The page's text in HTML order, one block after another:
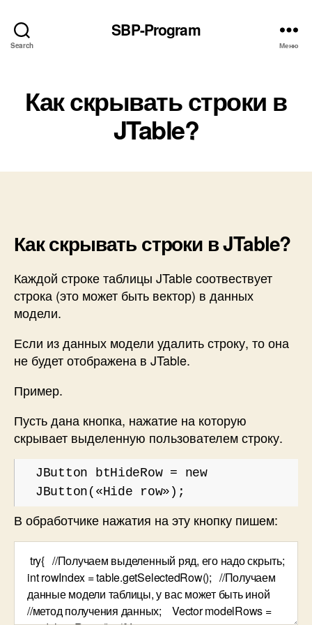
Search
SBP-Program
Меню
Как скрывать строки в
JTable?
Как скрывать строки в JTable?
Каждой строке таблицы JTable соотвествует
строка (это может быть вектор) в данных
модели.
Если из данных модели удалить строку, то она
не будет отображена в JTable.
Пример.
Пусть дана кнопка, нажатие на которую
скрывает выделенную пользователем строку.
JButton btHideRow = new
JButton(«Hide row»);
В обработчике нажатия на эту кнопку пишем: